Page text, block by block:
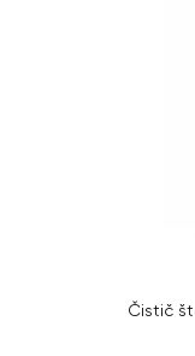
Čistič